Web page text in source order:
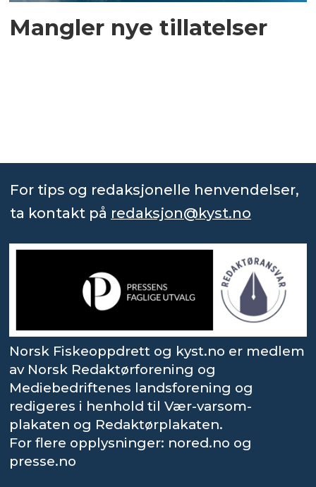
Mangler nye tillatelser
For tips og redaksjonelle henvendelser,
ta kontakt på redaksjon@kyst.no
Norsk Fiskeoppdrett og kyst.no er medlem
av Norsk Redaktørforening og
Mediebedriftenes landsforening og
redigeres i henhold til Vær-varsom-
plakaten og Redaktørplakaten.
For flere opplysninger: nored.no og
presse.no